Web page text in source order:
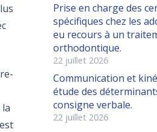
Prise en charge des
spécifiques chez les
eu recours à un
orthodontique.
22 juillet 2026
Communication et
étude des
consigne verbale.
22 juillet 2026